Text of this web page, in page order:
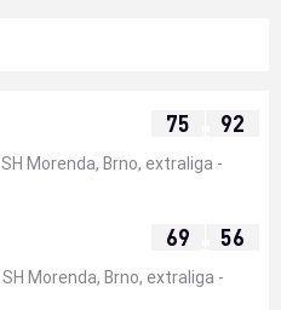
75 92
SH Morenda, Brno, extraliga -
69 56
SH Morenda, Brno, extraliga -